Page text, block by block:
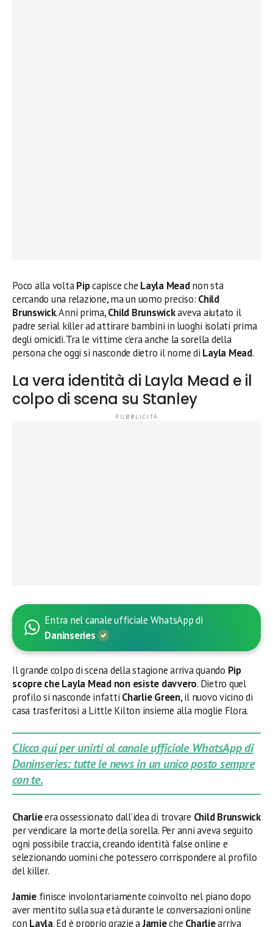
Poco alla voltaPipcapisce che Layla Meadnon sta
cercando una relazione, ma un uomo preciso: Child
Brunswick. Anni prima,Child Brunswickaveva aiutato il
padre serial killer ad attirare bambini in luoghi isolati prima
degli omicidi. Tra le vittime c’era anche la sorella della
persona che oggi si nasconde dietro il nome di Layla Mead.
La vera identità di Layla Mead e il
colpo di scena su Stanley
Entra nel canale ufficiale WhatsApp di
Daninseries
Il grande colpo di scena della stagione arriva quando Pip
scopre che Layla Mead non esiste davvero. Dietro quel
profilo si nasconde infatti Charlie Green, il nuovo vicino di
casa trasferitosi a Little Kilton insieme alla moglie Flora.
Clicca qui per unirti al canale ufficiale WhatsApp di
Daninseries: tutte le news in un unico posto sempre
con te.
Charlieera ossessionato dall’idea di trovare Child Brunswick
per vendicare la morte della sorella. Per anni aveva seguito
ogni possibile traccia, creando identità false online e
selezionando uomini che potessero corrispondere al profilo
del killer.
Jamiefinisce involontariamente coinvolto nel piano dopo
aver mentito sulla sua età durante le conversazioni online
con Layla. Ed è proprio grazie aJamieche Charliearriva